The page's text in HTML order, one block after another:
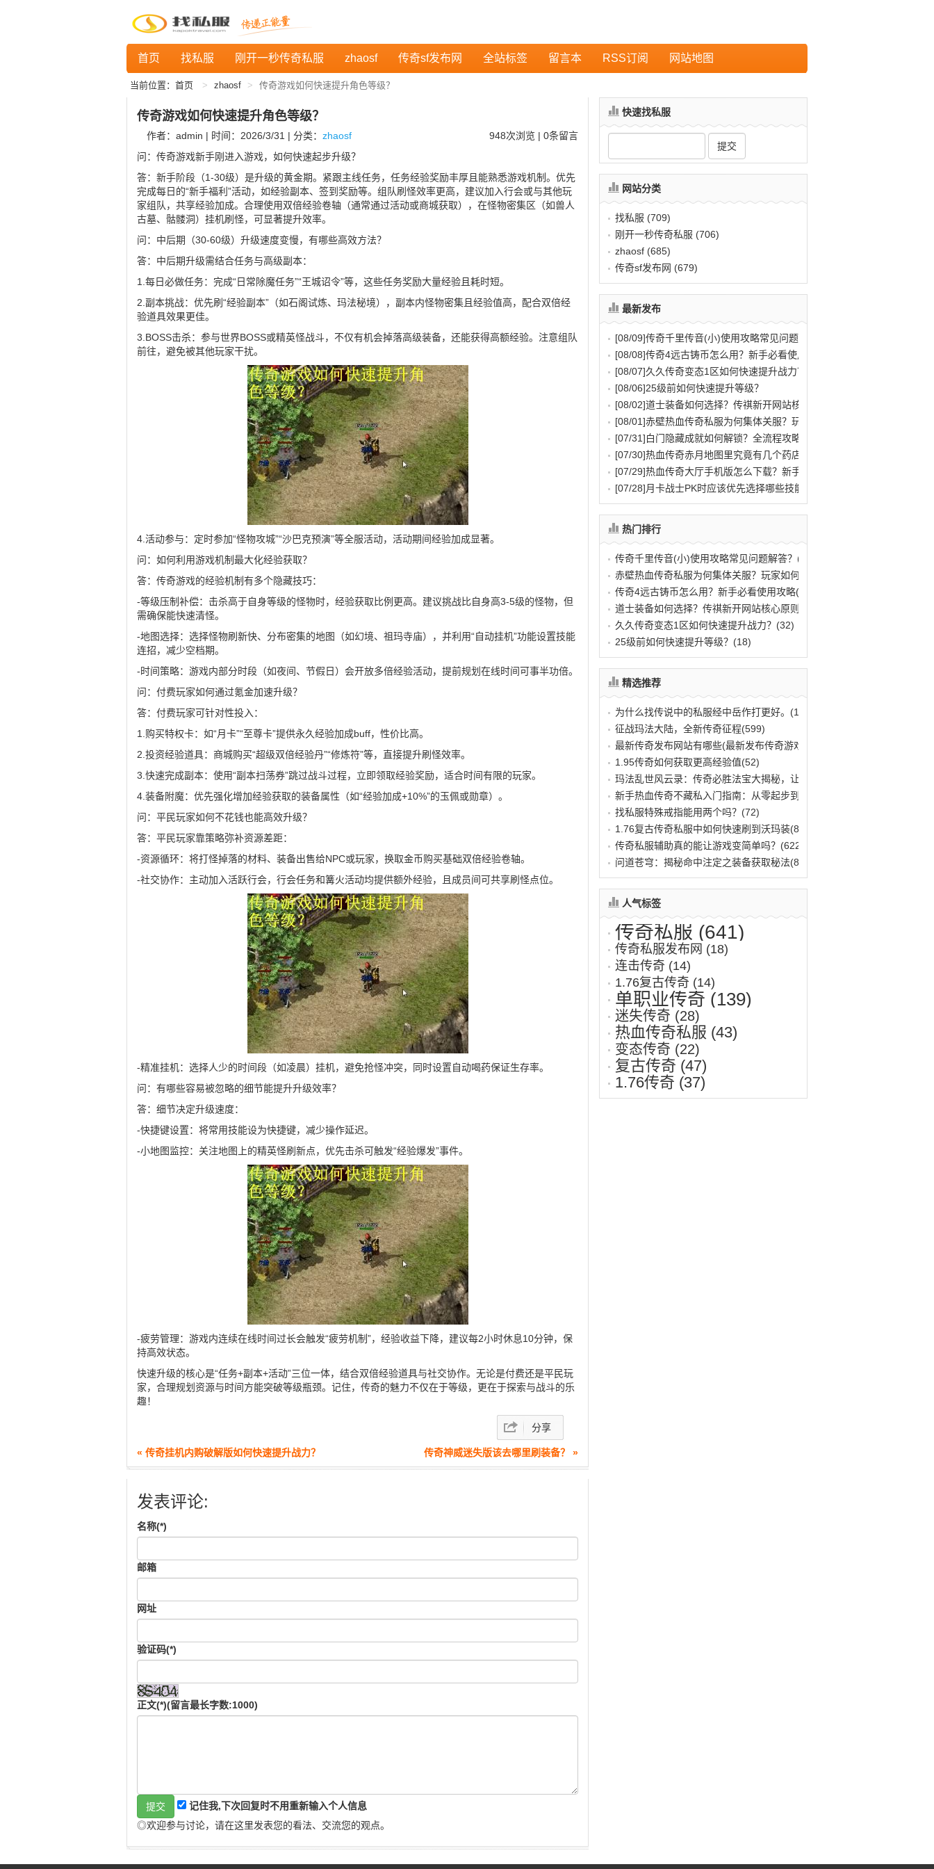
首页 找私服 刚开一秒传奇私服 zhaosf 传奇sf发布网 全站标签 留言本 RSS订阅 网站地图
当前位置： 首页 zhaosf 传奇游戏如何快速提升角色等级？
传奇游戏如何快速提升角色等级？
作者：admin | 时间：2026/3/31 | 分类： zhaosf 948次浏览 | 0条留言
问：传奇游戏新手刚进入游戏，如何快速起步升级？
答：新手阶段（1-30级）是升级的黄金期。紧跟主线任务，任务经验奖励丰厚且能熟悉游戏机制。优先
完成每日的“新手福利”活动，如经验副本、签到奖励等。组队刷怪效率更高，建议加入行会或与其他玩
家组队，共享经验加成。合理使用双倍经验卷轴（通常通过活动或商城获取），在怪物密集区（如兽人
古墓、骷髅洞）挂机刷怪，可显著提升效率。
问：中后期（30-60级）升级速度变慢，有哪些高效方法？
答：中后期升级需结合任务与高级副本：
1.每日必做任务：完成“日常除魔任务”“王城诏令”等，这些任务奖励大量经验且耗时短。
2.副本挑战：优先刷“经验副本”（如石阁试炼、玛法秘境），副本内怪物密集且经验值高，配合双倍经
验道具效果更佳。
3.BOSS击杀：参与世界BOSS或精英怪战斗，不仅有机会掉落高级装备，还能获得高额经验。注意组队
前往，避免被其他玩家干扰。
4.活动参与：定时参加“怪物攻城”“沙巴克预演”等全服活动，活动期间经验加成显著。
问：如何利用游戏机制最大化经验获取？
答：传奇游戏的经验机制有多个隐藏技巧：
-等级压制补偿：击杀高于自身等级的怪物时，经验获取比例更高。建议挑战比自身高3-5级的怪物，但
需确保能快速清怪。
-地图选择：选择怪物刷新快、分布密集的地图（如幻境、祖玛寺庙），并利用“自动挂机”功能设置技能
连招，减少空档期。
-时间策略：游戏内部分时段（如夜间、节假日）会开放多倍经验活动，提前规划在线时间可事半功倍。
问：付费玩家如何通过氪金加速升级？
答：付费玩家可针对性投入：
1.购买特权卡：如“月卡”“至尊卡”提供永久经验加成buff，性价比高。
2.投资经验道具：商城购买“超级双倍经验丹”“修炼符”等，直接提升刷怪效率。
3.快速完成副本：使用“副本扫荡券”跳过战斗过程，立即领取经验奖励，适合时间有限的玩家。
4.装备附魔：优先强化增加经验获取的装备属性（如“经验加成+10%”的玉佩或勋章）。
问：平民玩家如何不花钱也能高效升级？
答：平民玩家靠策略弥补资源差距：
-资源循环：将打怪掉落的材料、装备出售给NPC或玩家，换取金币购买基础双倍经验卷轴。
-社交协作：主动加入活跃行会，行会任务和篝火活动均提供额外经验，且成员间可共享刷怪点位。
-精准挂机：选择人少的时间段（如凌晨）挂机，避免抢怪冲突，同时设置自动喝药保证生存率。
问：有哪些容易被忽略的细节能提升升级效率？
答：细节决定升级速度：
-快捷键设置：将常用技能设为快捷键，减少操作延迟。
-小地图监控：关注地图上的精英怪刷新点，优先击杀可触发“经验爆发”事件。
-疲劳管理：游戏内连续在线时间过长会触发“疲劳机制”，经验收益下降，建议每2小时休息10分钟，保
持高效状态。
快速升级的核心是“任务+副本+活动”三位一体，结合双倍经验道具与社交协作。无论是付费还是平民玩
家，合理规划资源与时间方能突破等级瓶颈。记住，传奇的魅力不仅在于等级，更在于探索与战斗的乐
趣！
分享
« 传奇挂机内购破解版如何快速提升战力？ 传奇神威迷失版该去哪里刷装备？ »
发表评论:
名称(*)
邮箱
网址
验证码(*)
正文(*)(留言最长字数:1000)
记住我,下次回复时不用重新输入个人信息
◎欢迎参与讨论，请在这里发表您的看法、交流您的观点。
快速找私服
网站分类
找私服 (709)
刚开一秒传奇私服 (706)
zhaosf (685)
传奇sf发布网 (679)
最新发布
[08/09]传奇千里传音(小)使用攻略常见问题解答？
[08/08]传奇4远古铸币怎么用？新手必看使用攻略
[08/07]久久传奇变态1区如何快速提升战力？
[08/06]25级前如何快速提升等级？
[08/02]道士装备如何选择？传祺新开网站核心原则解析
[08/01]赤壁热血传奇私服为何集体关服？玩家如何应对？
[07/31]白门隐藏成就如何解锁？全流程攻略与秘密结局揭秘
[07/30]热血传奇赤月地图里究竟有几个药店位置？
[07/29]热血传奇大厅手机版怎么下载？新手快速入门攻略全解析？
[07/28]月卡战士PK时应该优先选择哪些技能？
热门排行
传奇千里传音(小)使用攻略常见问题解答？(81)
赤壁热血传奇私服为何集体关服？玩家如何应(77)
传奇4远古铸币怎么用？新手必看使用攻略(70)
道士装备如何选择？传祺新开网站核心原则解(40)
久久传奇变态1区如何快速提升战力？(32)
25级前如何快速提升等级？(18)
精选推荐
为什么找传说中的私服经中岳作打更好。(12)
征战玛法大陆，全新传奇征程(599)
最新传奇发布网站有哪些(最新发布传奇游戏(13)
1.95传奇如何获取更高经验值(52)
玛法乱世风云录：传奇必胜法宝大揭秘，让你(505)
新手热血传奇不藏私入门指南：从零起步到傲(614)
找私服特殊戒指能用两个吗？(72)
1.76复古传奇私服中如何快速刷到沃玛装(890)
传奇私服辅助真的能让游戏变简单吗？(622)
问道苍穹：揭秘命中注定之装备获取秘法(845)
人气标签
传奇私服 (641)
传奇私服发布网 (18)
连击传奇 (14)
1.76复古传奇 (14)
单职业传奇 (139)
迷失传奇 (28)
热血传奇私服 (43)
变态传奇 (22)
复古传奇 (47)
1.76传奇 (37)